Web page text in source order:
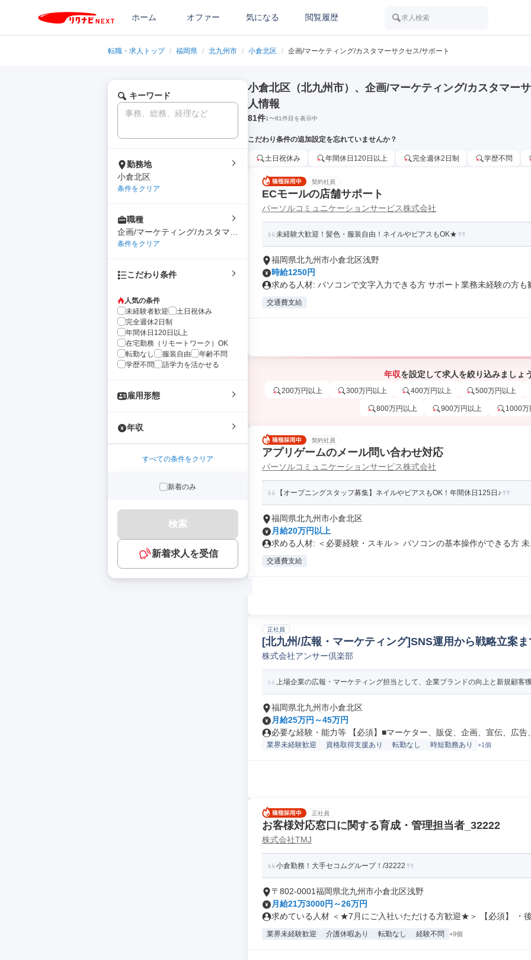
ホーム オファー 気になる 閲覧履歴 求人検索
転職・求人トップ / 福岡県 / 北九州市 / 小倉北区 / 企画/マーケティング/カスタマーサクセス/サポート
キーワード
勤務地
小倉北区
条件をクリア
職種
企画/マーケティング/カスタマー
サクセス/サポート
条件をクリア
こだわり条件
人気の条件
未経験者歓迎
土日祝休み
完全週休2日制
年間休日120日以上
在宅勤務（リモートワーク）OK
転勤なし
服装自由
年齢不問
学歴不問
語学力を活かせる
雇用形態
年収
すべての条件をクリア
新着のみ
検索
新着求人を受信
小倉北区（北九州市）、企画/マーケティング/カスタマー
人情報
81件1〜81件目を表示中
こだわり条件の追加設定を忘れていませんか？
土日祝休み 年間休日120日以上 完全週休2日制 学歴不問
契約社員
ECモールの店舗サポート
パーソルコミュニケーションサービス株式会社
未経験大歓迎！髪色・服装自由！ネイルやピアスもOK★
福岡県北九州市小倉北区浅野
時給1250円
求める人材: パソコンで文字入力できる方 サポート業務未経験の方も
交通費支給
年収を設定して求人を絞り込みましょ
200万円以上 300万円以上 400万円以上 500万円以上
800万円以上 900万円以上 1000万
契約社員
アプリゲームのメール問い合わせ対応
パーソルコミュニケーションサービス株式会社
【オープニングスタッフ募集】ネイルやピアスもOK！年間休日125日♪
福岡県北九州市小倉北区
月給20万円以上
求める人材: ＜必要経験・スキル＞ パソコンの基本操作ができる方
交通費支給
正社員
[北九州/広報・マーケティング]SNS運用から戦略立案
PR
株式会社アンサー倶楽部
上場企業の広報・マーケティング担当として、企業ブランドの向上と新規顧客
福岡県北九州市小倉北区
月給25万円～45万円
必要な経験・能力等 【必須】■マーケター、販促、企画、宣伝、広告
業界未経験歓迎 資格取得支援あり 転勤なし 時短勤務あり +1個
正社員
お客様対応窓口に関する育成・管理担当者_32222
株式会社TMJ
小倉勤務！大手セコムグループ！/32222
〒802-0001福岡県北九州市小倉北区浅野
月給21万3000円～26万円
求めている人材 ＜★7月にご入社いただける方歓迎★＞ 【必須】 ・
業界未経験歓迎 介護休暇あり 転勤なし 経験不問 +9個